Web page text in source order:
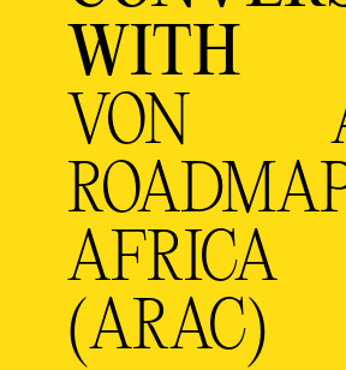
WITH
VON
AFRICA
(ARAC)